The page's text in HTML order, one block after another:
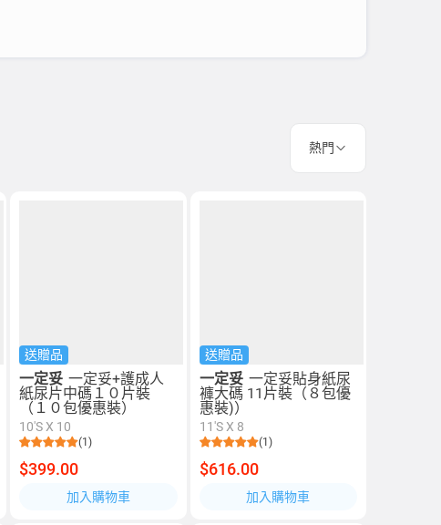
熱門
送贈品
一定妥 一定妥+護成人
紙尿片中碼１０片裝
（１０包優惠裝）
10'S X 10
(1)
$399.00
加入購物車
送贈品
一定妥 一定妥貼身紙尿
褲大碼 11片裝（８包優
惠裝)）
11'S X 8
(1)
$616.00
加入購物車